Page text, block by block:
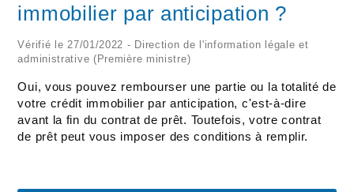
immobilier par anticipation ?
Vérifié le 27/01/2022 - Direction de l'information légale et
administrative (Première ministre)
Oui, vous pouvez rembourser une partie ou la totalité de
votre crédit immobilier par anticipation, c'est-à-dire
avant la fin du contrat de prêt. Toutefois, votre contrat
de prêt peut vous imposer des conditions à remplir.